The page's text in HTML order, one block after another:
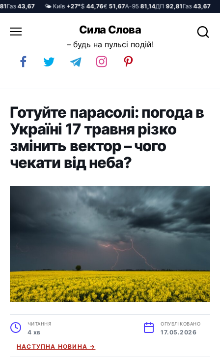
43,67 🌤️ Київ+27°$44,76€51,67А-9581,14ДП92,81Газ43,67 🌤️
до
Сила Слова
– будь на пульсі подій!
Готуйте парасолі: погода в
Україні 17 травня різко
змінить вектор – чого
чекати від неба?
ЧИТАННЯ
4 хв
ОПУБЛІКОВАНО
17.05.2026
НАСТУПНА НОВИНА →